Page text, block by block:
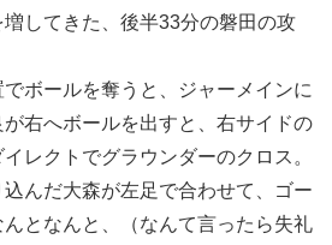
してきた、後半33分の磐田の攻
ボールを奪うと、ジャーメインに
右へボールを出すと、右サイドの
レクトでグラウンダーのクロス。
んだ大森が左足で合わせて、ゴー
となんと、（なんて言ったら失礼